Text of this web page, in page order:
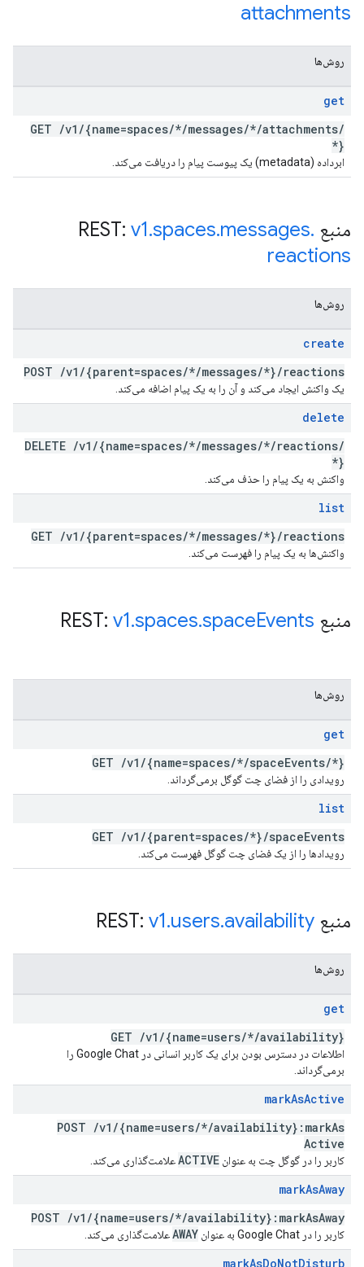
attachments
روش‌ها
get
GET /v1 /{name=spaces/*/messages/*/attachments/
*}
ابرداده (metadata) یک پیوست پیام را دریافت می‌کند.
منبع REST: v1.spaces.messages.
reactions
روش‌ها
create
POST /v1 /{parent=spaces/*/messages/*}/reactions
یک واکنش ایجاد می‌کند و آن را به یک پیام اضافه می‌کند.
delete
DELETE /v1 /{name=spaces/*/messages/*/reactions/
*}
واکنش به یک پیام را حذف می‌کند.
list
GET /v1 /{parent=spaces/*/messages/*}/reactions
واکنش‌ها به یک پیام را فهرست می‌کند.
منبع REST: v1.spaces.spaceEvents
روش‌ها
get
GET /v1 /{name=spaces/*/spaceEvents/*}
رویدادی را از فضای چت گوگل برمی‌گرداند.
list
GET /v1 /{parent=spaces/*}/spaceEvents
رویدادها را از یک فضای چت گوگل فهرست می‌کند.
منبع REST: v1.users.availability
روش‌ها
get
GET /v1 /{name=users/*/availability}
اطلاعات در دسترس بودن برای یک کاربر انسانی در Google Chat را
برمی‌گرداند.
markAsActive
POST /v1 /{name=users/*/availability}:markAs
Active
کاربر را در گوگل چت به عنوان ACTIVEعلامت‌گذاری می‌کند.
markAsAway
POST /v1 /{name=users/*/availability}:markAsAway
کاربر را در Google Chat به عنوان AWAYعلامت‌گذاری می‌کند.
markAsDoNotDisturb